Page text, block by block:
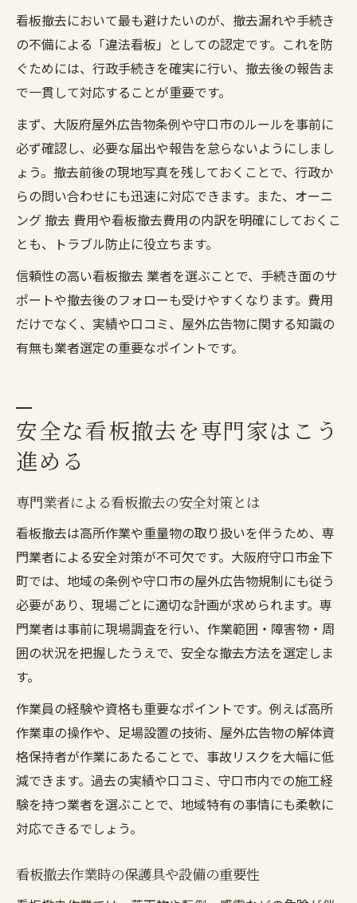
看板撤去において最も避けたいのが、撤去漏れや手続き
の不備による「違法看板」としての認定です。これを防
ぐためには、行政手続きを確実に行い、撤去後の報告ま
で一貫して対応することが重要です。
まず、大阪府屋外広告物条例や守口市のルールを事前に
必ず確認し、必要な届出や報告を怠らないようにしまし
ょう。撤去前後の現地写真を残しておくことで、行政か
らの問い合わせにも迅速に対応できます。また、オーニ
ング 撤去 費用や看板撤去費用の内訳を明確にしておくこ
とも、トラブル防止に役立ちます。
信頼性の高い看板撤去 業者を選ぶことで、手続き面のサ
ポートや撤去後のフォローも受けやすくなります。費用
だけでなく、実績や口コミ、屋外広告物に関する知識の
有無も業者選定の重要なポイントです。
安全な看板撤去を専門家はこう
進める
専門業者による看板撤去の安全対策とは
看板撤去は高所作業や重量物の取り扱いを伴うため、専
門業者による安全対策が不可欠です。大阪府守口市金下
町では、地域の条例や守口市の屋外広告物規制にも従う
必要があり、現場ごとに適切な計画が求められます。専
門業者は事前に現場調査を行い、作業範囲・障害物・周
囲の状況を把握したうえで、安全な撤去方法を選定しま
す。
作業員の経験や資格も重要なポイントです。例えば高所
作業車の操作や、足場設置の技術、屋外広告物の解体資
格保持者が作業にあたることで、事故リスクを大幅に低
減できます。過去の実績や口コミ、守口市内での施工経
験を持つ業者を選ぶことで、地域特有の事情にも柔軟に
対応できるでしょう。
看板撤去作業時の保護具や設備の重要性